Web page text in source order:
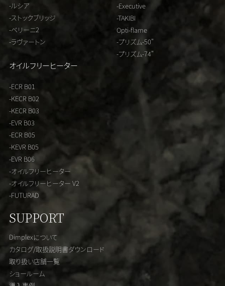
-ルシア
-ストックブリッジ
-ベリーニ2
-ラヴァートン
オイルフリーヒーター
-ECR B01
-KECR B02
-KECR B03
-EVR B03
-ECR B05
-KEVR B05
-EVR B06
-オイルフリーヒーター
-オイルフリーヒーター V2
-FUTURAD
-Executive
-TAKIBI
Opti-flame
-プリズム-50"
-プリズム-74"
SUPPORT
Dimplexについて
カタログ/取扱説明書ダウンロード
取り扱い店舗一覧
ショールーム